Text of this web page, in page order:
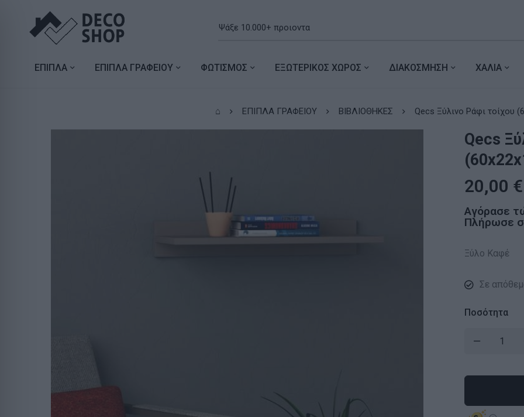
ΕΠΙΠΛΑ ΕΠΙΠΛΑ ΓΡΑΦΕΙΟΥ ΦΩΤΙΣΜΟΣ ΕΞΩΤΕΡΙΚΟΣ ΧΩΡΟΣ ΔΙΑΚΟΣΜΗΣΗ ΧΑΛΙΑ
⌂ ΕΠΙΠΛΑ ΓΡΑΦΕΙΟΥ ΒΙΒΛΙΟΘΗΚΕΣ Qecs Ξύλινο Ράφι τοίχου
Qecs
20,00 €
Αγόρασε
Πλήρωσε
Ξύλο Καφέ
Σε
Ποσότητα